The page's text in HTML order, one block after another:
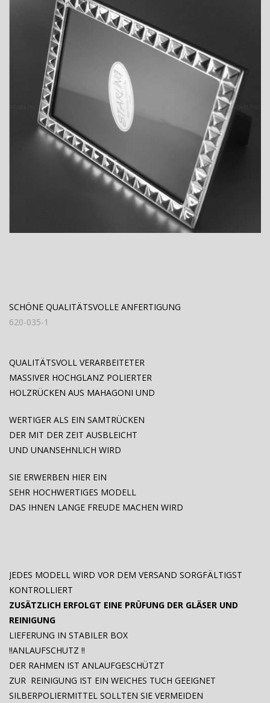
SCHÖNE QUALITÄTSVOLLE ANFERTIGUNG
620-035-1
QUALITÄTSVOLL VERARBEITETER
MASSIVER HOCHGLANZ POLIERTER
HOLZRÜCKEN AUS MAHAGONI UND
WERTIGER ALS EIN SAMTRÜCKEN
DER MIT DER ZEIT AUSBLEICHT
UND UNANSEHNLICH WIRD
SIE ERWERBEN HIER EIN
SEHR HOCHWERTIGES MODELL
DAS IHNEN LANGE FREUDE MACHEN WIRD
JEDES MODELL WIRD VOR DEM VERSAND SORGFÄLTIGST
KONTROLLIERT
ZUSÄTZLICH ERFOLGT EINE PRÜFUNG DER GLÄSER UND
REINIGUNG
LIEFERUNG IN STABILER BOX
!!ANLAUFSCHUTZ !!
DER RAHMEN IST ANLAUFGESCHÜTZT
ZUR REINIGUNG IST EIN WEICHES TUCH GEEIGNET
SILBERPOLIERMITTEL SOLLTEN SIE VERMEIDEN